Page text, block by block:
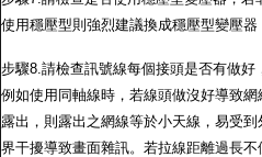
使用穩壓型則強烈建議換成穩壓型變壓器
步驟8.請檢查訊號線每個接頭是否有做好
例如使用同軸線時，若線頭做沒好導致網
露出，則露出之網線等於小天線，易受到
界干擾導致畫面雜訊。若拉線距離過長不